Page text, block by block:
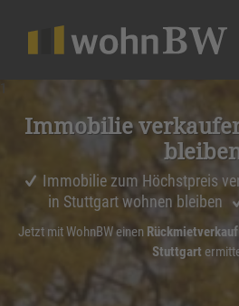
Immobilie
Immobilie zum Höchstpreis
in Stuttgart wohnen bleiben
Jetzt mit WohnBW einen
Stuttgart